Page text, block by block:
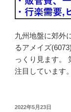
九州地盤に郊外
るアメイズ
っくり見ます。
注目しています
投
2022年5月23日